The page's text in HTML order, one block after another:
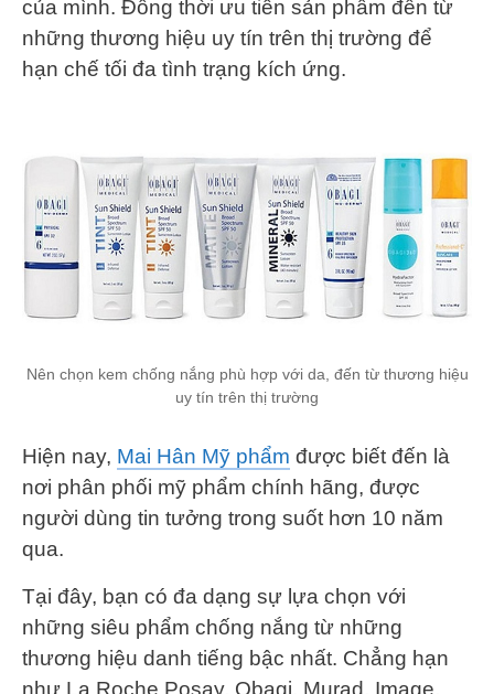
của mình. Đồng thời ưu tiên sản phẩm đến từ
những thương hiệu uy tín trên thị trường để
hạn chế tối đa tình trạng kích ứng.
Nên chọn kem chống nắng phù hợp với da, đến từ thương hiệu
uy tín trên thị trường
Hiện nay, Mai Hân Mỹ phẩm được biết đến là
nơi phân phối mỹ phẩm chính hãng, được
người dùng tin tưởng trong suốt hơn 10 năm
qua.
Tại đây, bạn có đa dạng sự lựa chọn với
những siêu phẩm chống nắng từ những
thương hiệu danh tiếng bậc nhất. Chẳng hạn
như La Roche Posay, Obagi, Murad, Image,